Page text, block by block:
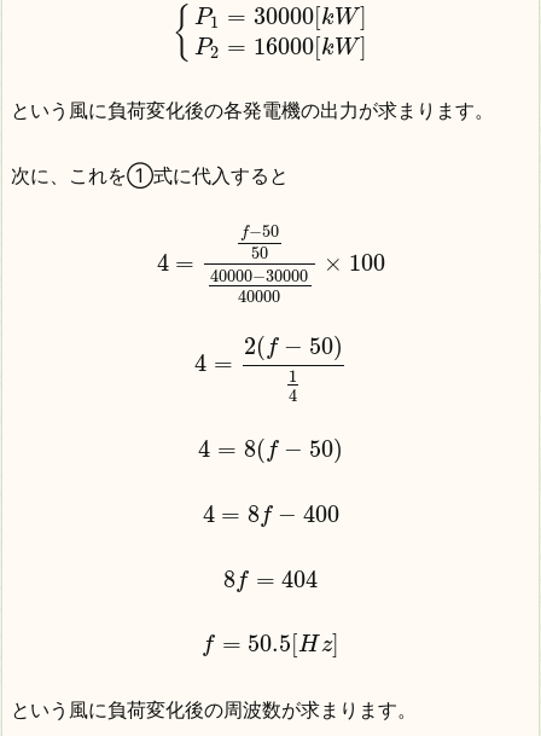
{ P1 = 30000[kW]
P2 = 16000[kW]
という風に負荷変化後の各発電機の出力が求まります。
次に、これを①式に代入すると
4 =
f−50
50
40000−30000
40000
× 100
4 =
2( f − 50)
1
4
4 = 8( f − 50)
4 = 8f − 400
8f = 404
f = 50.5[Hz]
という風に負荷変化後の周波数が求まります。